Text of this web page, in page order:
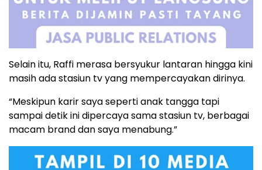
Selain itu, Raffi merasa bersyukur lantaran hingga kini
masih ada stasiun tv yang mempercayakan dirinya.
“Meskipun karir saya seperti anak tangga tapi
sampai detik ini dipercaya sama stasiun tv, berbagai
macam brand dan saya menabung.”